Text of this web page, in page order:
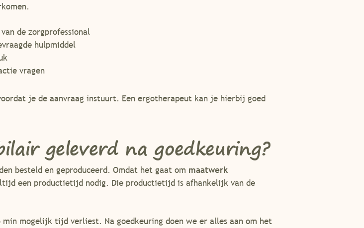
de zorgprofessional
hulpmiddel
vragen
je de aanvraag instuurt. Een ergotherapeut kan je hierbij goed
geleverd na goedkeuring?
besteld en geproduceerd. Omdat het gaat om maatwerk
een productietijd nodig. Die productietijd is afhankelijk van de
mogelijk tijd verliest. Na goedkeuring doen we er alles aan om het